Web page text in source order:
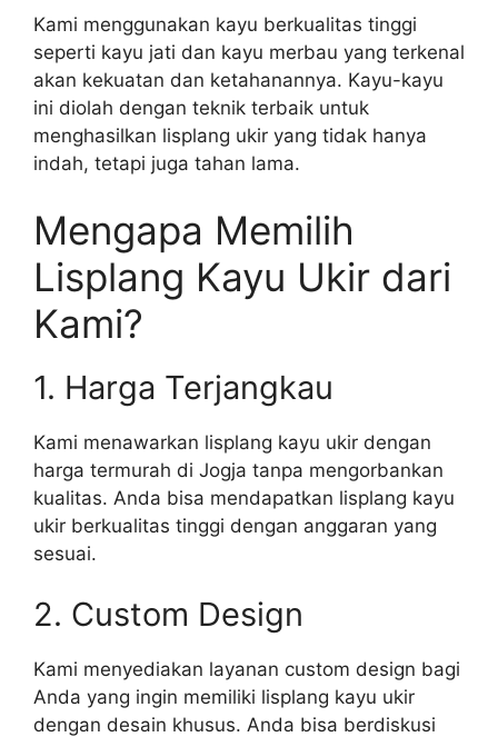
Kami menggunakan kayu berkualitas tinggi
seperti kayu jati dan kayu merbau yang terkenal
akan kekuatan dan ketahanannya. Kayu-kayu
ini diolah dengan teknik terbaik untuk
menghasilkan lisplang ukir yang tidak hanya
indah, tetapi juga tahan lama.
Mengapa Memilih
Lisplang Kayu Ukir dari
Kami?
1. Harga Terjangkau
Kami menawarkan lisplang kayu ukir dengan
harga termurah di Jogja tanpa mengorbankan
kualitas. Anda bisa mendapatkan lisplang kayu
ukir berkualitas tinggi dengan anggaran yang
sesuai.
2. Custom Design
Kami menyediakan layanan custom design bagi
Anda yang ingin memiliki lisplang kayu ukir
dengan desain khusus. Anda bisa berdiskusi